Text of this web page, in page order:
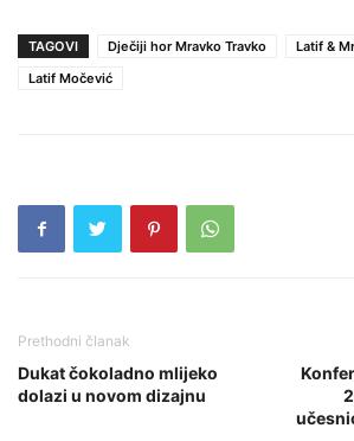
TAGOVI Dječiji hor Mravko Travko
Latif &
Latif Močević
Prethodni članak
Dukat čokoladno mlijeko
dolazi u novom dizajnu